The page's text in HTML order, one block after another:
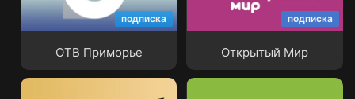
подписка
ОТВ Приморье
ОТВ Приморье
подписка
Открытый Мир